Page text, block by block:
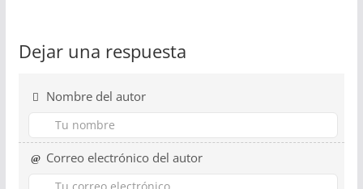
Dejar una respuesta
Nombre del autor
Correo electrónico del autor